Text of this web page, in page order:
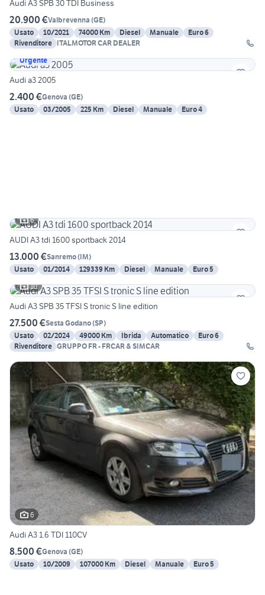
Audi A3 SPB 30 TDI Business
20.900 €Valbrevenna (GE)
Usato
10/2021 74000 Km Diesel Manuale
Euro 6
Rivenditore ITALMOTOR CAR DEALER
Urgente
Audi a3 2005
2.400 €Genova (GE)
Usato
03/2005 225 Km Diesel Manuale Euro 4
6
AUDI A3 tdi 1600 sportback 2014
13.000 €Sanremo(IM)
Usato
01/2014 129339 Km Diesel Manuale
Euro 5
10
Audi A3 SPB 35 TFSI S tronic S line edition
27.500 €Sesta Godano(SP)
Usato
02/2024 49000 Km Ibrida Automatico
Euro 6
Rivenditore GRUPPO FR - FRCAR & SIMCAR
6
Audi A3 1.6 TDI 110CV
8.500 €Genova (GE)
Usato
10/2009 107000 Km Diesel Manuale Euro 5